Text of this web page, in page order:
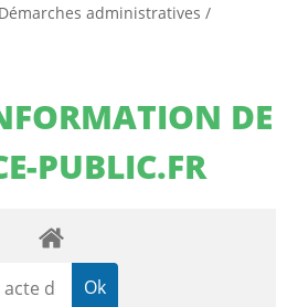
Démarches administratives /
DE
PUBLIC.FR